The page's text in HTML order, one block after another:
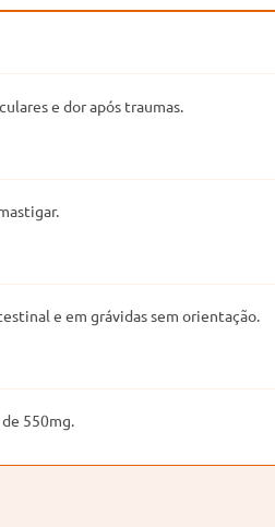
e dor após traumas.
e em grávidas sem orientação.
550mg.